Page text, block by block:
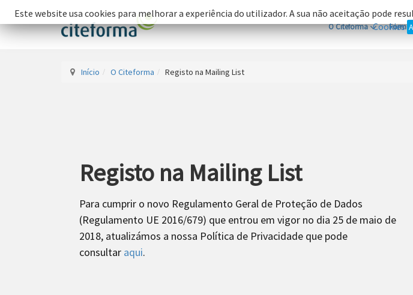
O Citeforma
Início O Citeforma Registo na Mailing List
Registo na Mailing List
Para cumprir o novo Regulamento Geral de Proteção de Dados
(Regulamento UE 2016/679) que entrou em vigor no dia 25 de maio de
2018, atualizámos a nossa Política de Privacidade que pode
consultar aqui.
Este website usa cookies para melhorar a experiência do utilizador. A sua não aceitação pode
Cookies